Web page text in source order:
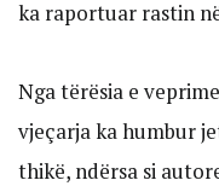
ka raportuar rastin
Nga tërësia e
vjeçarja ka humbur
thikë, ndërsa si